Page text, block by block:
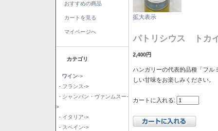
おすすめの商品
カートを見る
マイページへ
カテゴリ
ワイン->
- フランス->
- シャンパン・ヴァンムスー-
>
- イタリア->
- スペイン->
拡大表示
パトリシウス トカ
2,400円
ハンガリーの代表的品種「フル
しい甘味をお楽しみください。
カートに入れる: